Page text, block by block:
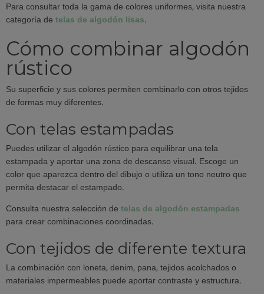
Para consultar toda la gama de colores uniformes, visita nuestra
categoría de telas de algodón lisas.
Cómo combinar algodón
rústico
Su superficie y sus colores permiten combinarlo con otros tejidos
de formas muy diferentes.
Con telas estampadas
Puedes utilizar el algodón rústico para equilibrar una tela
estampada y aportar una zona de descanso visual. Escoge un
color que aparezca dentro del dibujo o utiliza un tono neutro que
permita destacar el estampado.
Consulta nuestra selección de telas de algodón estampadas
para crear combinaciones coordinadas.
Con tejidos de diferente textura
La combinación con loneta, denim, pana, tejidos acolchados o
materiales impermeables puede aportar contraste y estructura.